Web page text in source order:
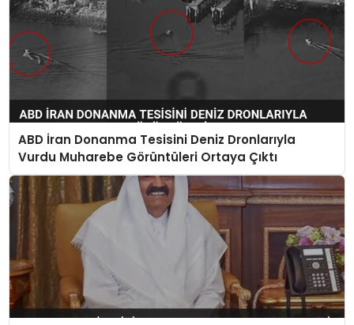
ABD İran Donanma Tesisini Deniz Dronlarıyla
Vurdu Muharebe Görüntüleri Ortaya Çıktı